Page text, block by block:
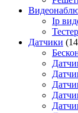
Ip
Датчики